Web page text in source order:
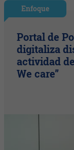
Enfoque
Portal de
digitaliza
actividad
We care”